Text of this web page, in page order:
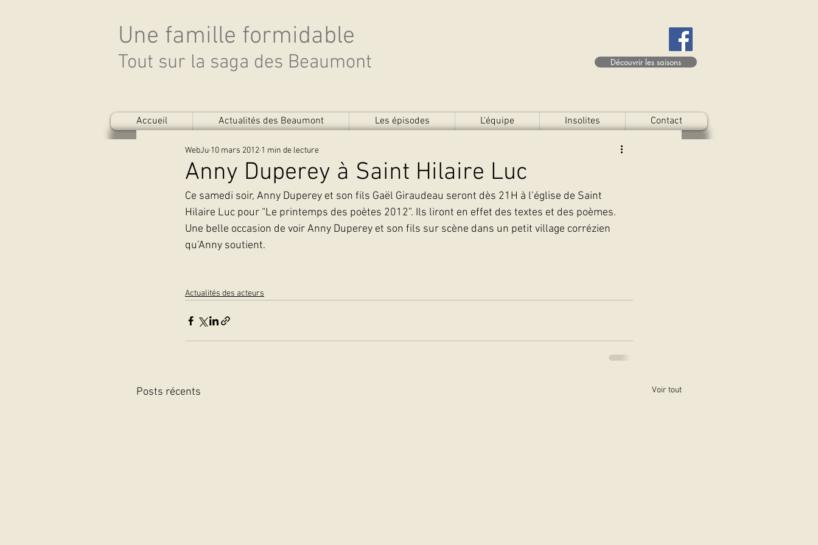
Une famille formidable
Tout sur la saga des Beaumont Découvrir les saisons
Accueil Actualités des Beaumont Les épisodes L'équipe Insolites Contact
Anny Duperey à Saint Hilaire Luc
WebJu 10 mars 2012 1 min de lecture
Ce samedi soir, Anny Duperey et son fils Gaël Giraudeau seront dès 21H à l’église de Saint
Hilaire Luc pour “Le printemps des poètes 2012”. Ils liront en effet des textes et des poèmes.
Une belle occasion de voir Anny Duperey et son fils sur scène dans un petit village corrézien
qu’Anny soutient.
Actualités des acteurs
Posts récents Voir tout